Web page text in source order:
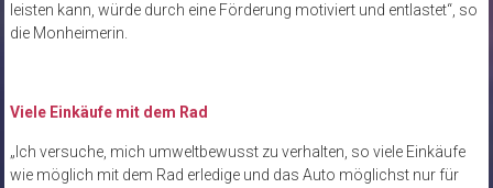
leisten kann, würde durch eine Förderung motiviert und entlastet“, so
die Monheimerin.
Viele Einkäufe mit dem Rad
„Ich versuche, mich umweltbewusst zu verhalten, so viele Einkäufe
wie möglich mit dem Rad erledige und das Auto möglichst nur für